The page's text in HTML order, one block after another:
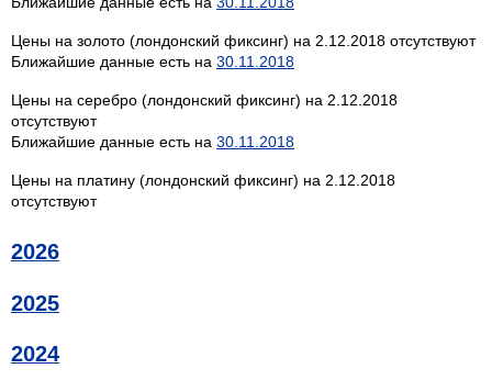
Цены на золото (лондонский фиксинг) на 2.12.2018 отсутствуют
Ближайшие данные есть на 30.11.2018
Цены на серебро (лондонский фиксинг) на 2.12.2018
отсутствуют
Ближайшие данные есть на 30.11.2018
Цены на платину (лондонский фиксинг) на 2.12.2018
отсутствуют
2026
2025
2024